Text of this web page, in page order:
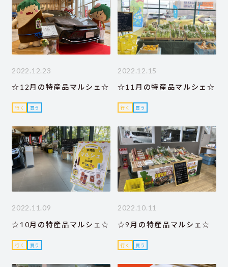
2022.12.23
☆12月の特産品マルシェ☆
行く 買う
2022.12.15
☆11月の特産品マルシェ☆
行く 買う
2022.11.09
☆10月の特産品マルシェ☆
行く 買う
2022.10.11
☆9月の特産品マルシェ☆
行く 買う